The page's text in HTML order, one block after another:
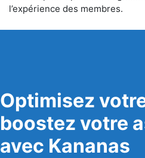
l’expérience des membres.
Optimisez
boostez votre
avec Kananas